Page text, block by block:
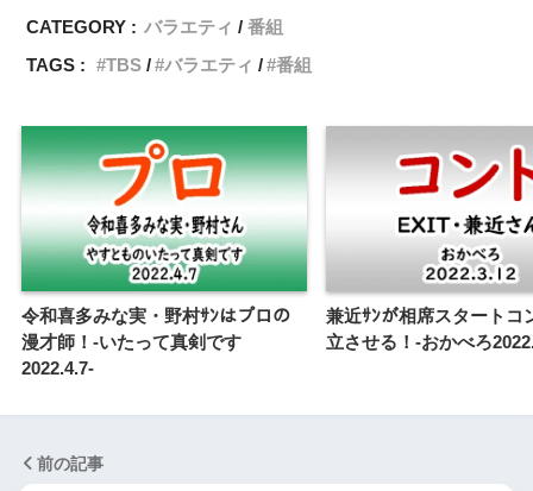
CATEGORY : バラエティ
番組
TAGS :
TBS バラエティ 番組
令和喜多みな実・野村ｻﾝはプロの
漫才師！-いたって真剣です
2022.4.7-
兼近ｻﾝが相席スタートコ
立させる！-おかべろ
前の記事